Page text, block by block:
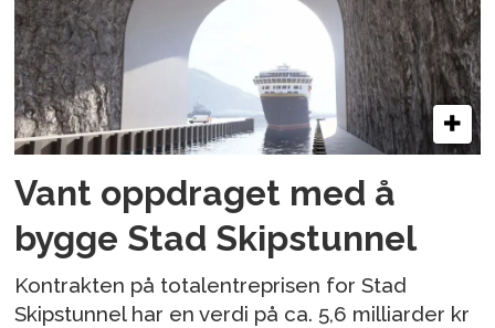
Vant oppdraget med å
bygge Stad Skipstunnel
Kontrakten på totalentreprisen for Stad
Skipstunnel har en verdi på ca. 5,6 milliarder kr